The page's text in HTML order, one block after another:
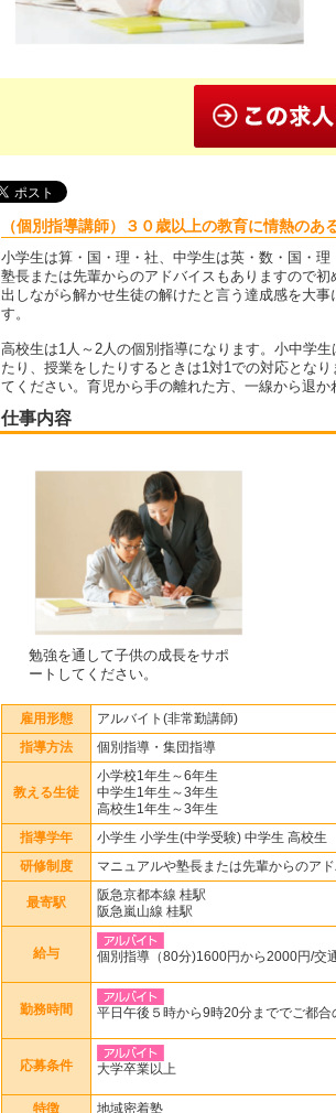
（個別指導講師）３０歳以上の教育に情熱のあ
小学生は算・国・理・社、中学生は英・数・国・
塾長または先輩からのアドバイスもありますので
出しながら解かせ生徒の解けたと言う達成感を大
す。
高校生は1人～2人の個別指導になります。小中学
たり、授業をしたりするときは1対1での対応とな
てください。育児から手の離れた方、一線から退
仕事内容
勉強を通して子供の成長をサポ
ートしてください。
雇用形態 アルバイト(非常勤講師)
指導方法 個別指導・集団指導
教える生徒
小学校1年生～6年生
中学生1年生～3年生
高校生1年生～3年生
指導学年 小学生 小学生(中学受験) 中学生 高校生
研修制度 マニュアルや塾長または先輩からのア
最寄駅
阪急京都本線 桂駅
阪急嵐山線 桂駅
給与 個別指導（80分)1600円から2000円/交
勤務時間 平日午後５時から9時20分まででご都合
応募条件 大学卒業以上
特徴 地域密着塾